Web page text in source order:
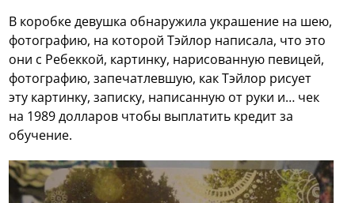
В коробке девушка обнаружила украшение на шею,
фотографию, на которой Тэйлор написала, что это
они с Ребеккой, картинку, нарисованную певицей,
фотографию, запечатлевшую, как Тэйлор рисует
эту картинку, записку, написанную от руки и… чек
на 1989 долларов чтобы выплатить кредит за
обучение.